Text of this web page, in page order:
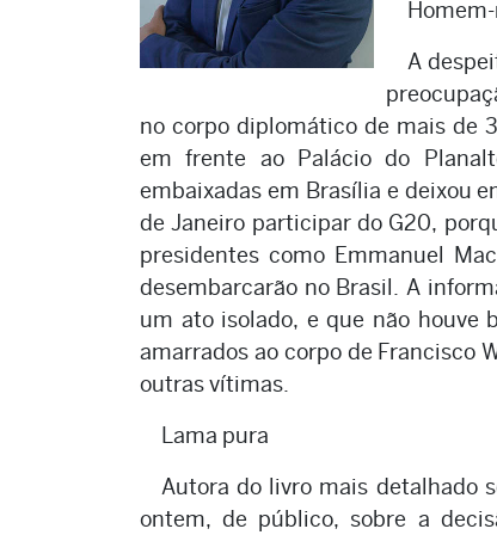
A
no corpo diplomático de mais de
em frente ao Palácio do
embaixadas em Brasília e deixou
de Janeiro participar do G20,
presidentes como Emmanuel
desembarcarão no Brasil. A
um ato isolado, e que não houve
amarrados ao corpo de Francisco
outras vítimas.
Lama pura
Autora do livro mais detalhado
ontem, de público, sobre a